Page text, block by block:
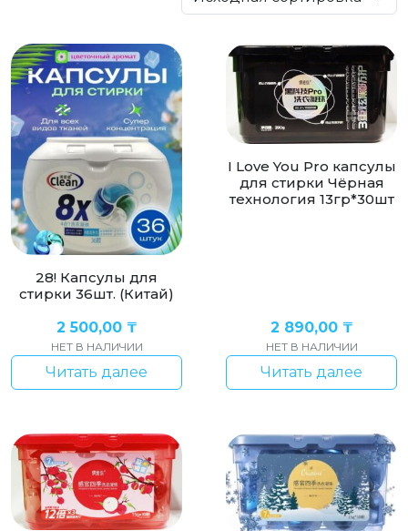
28! Капсулы для
стирки 36шт. (Китай)
2 500,00 ₸
НЕТ В НАЛИЧИИ
Читать далее
I Love You Pro капсулы
для стирки Чёрная
технология 13гр*30шт
2 890,00 ₸
НЕТ В НАЛИЧИИ
Читать далее